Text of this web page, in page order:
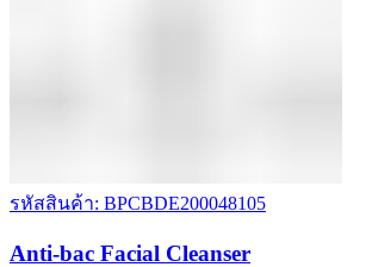
รหัสสินค้า: BPCBDE200048105
Anti-bac Facial Cleanser